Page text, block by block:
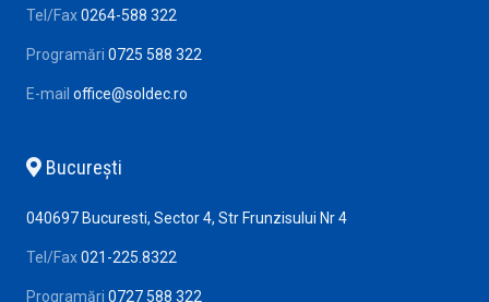
Tel/Fax0264-588 322
Programări 0725 588 322
E-mail office@soldec.ro
Bucureşti
040697 Bucuresti, Sector 4, Str Frunzisului Nr 4
Tel/Fax021-225.8322
Programări 0727 588 322